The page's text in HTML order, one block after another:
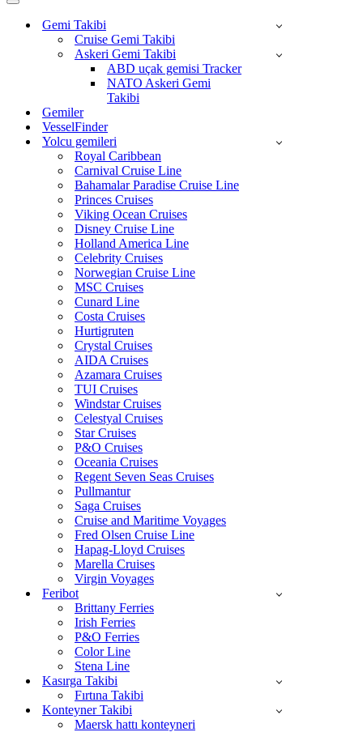
Dolaşım
menüsüGemi Takibi
Cruise Gemi Takibi
Askeri Gemi Takibi
ABD uçak gemisi Tracker
NATO Askeri Gemi
Takibi
Gemiler
VesselFinder
Yolcu gemileri
Royal Caribbean
Carnival Cruise Line
Bahamalar Paradise Cruise Line
Princes Cruises
Viking Ocean Cruises
Disney Cruise Line
Holland America Line
Celebrity Cruises
Norwegian Cruise Line
MSC Cruises
Cunard Line
Costa Cruises
Hurtigruten
Crystal Cruises
AIDA Cruises
Azamara Cruises
TUI Cruises
Windstar Cruises
Celestyal Cruises
Star Cruises
P&O Cruises
Oceania Cruises
Regent Seven Seas Cruises
Pullmantur
Saga Cruises
Cruise and Maritime Voyages
Fred Olsen Cruise Line
Hapag-Lloyd Cruises
Marella Cruises
Virgin Voyages
Feribot
Brittany Ferries
Irish Ferries
P&O Ferries
Color Line
Stena Line
Kasırga Takibi
Fırtına Takibi
Konteyner Takibi
Maersk hattı konteyneri